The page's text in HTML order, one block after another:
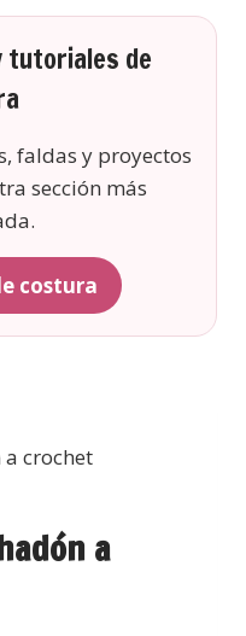
tutoriales de
faldas y proyectos
sección más
costura
a